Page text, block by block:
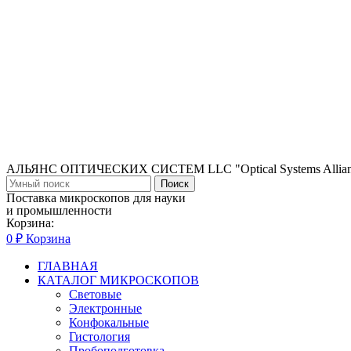
АЛЬЯНС ОПТИЧЕСКИХ СИСТЕМ LLC "Optical Systems
Поиск
Поставка микроскопов для науки
и промышленности
Корзина:
0 ₽ Корзина
ГЛАВНАЯ
КАТАЛОГ МИКРОСКОПОВ
Световые
Электронные
Конфокальные
Гистология